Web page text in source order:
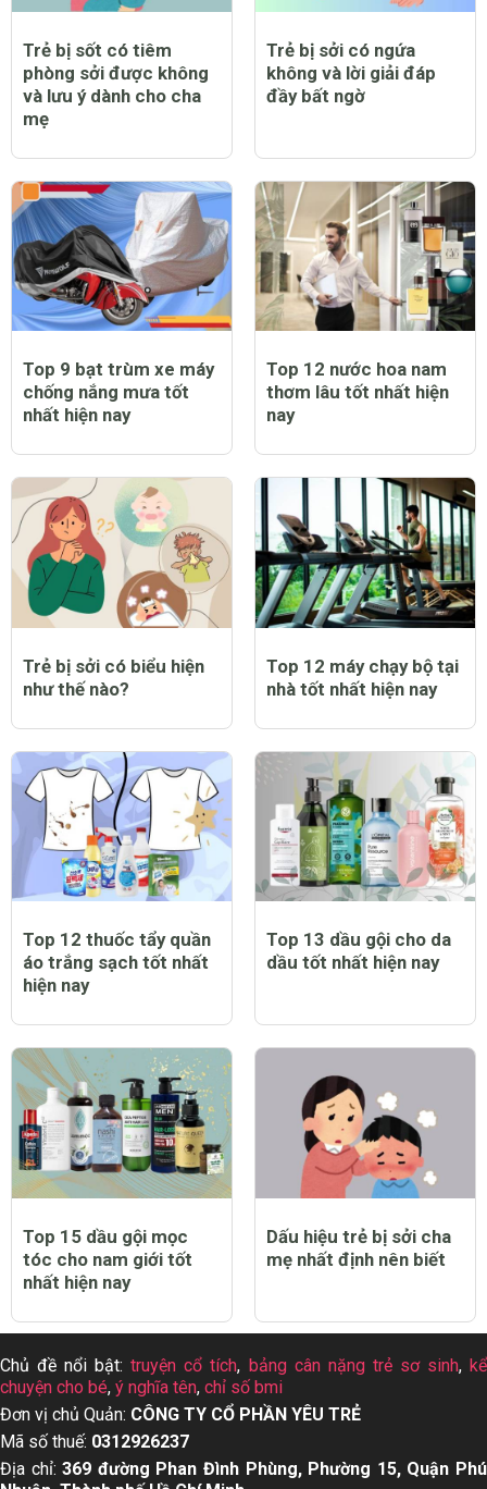
Trẻ bị sốt có tiêm
phòng sởi được không
và lưu ý dành cho cha
mẹ
Trẻ bị sởi có ngứa
không và lời giải đáp
đầy bất ngờ
Top 9 bạt trùm xe máy
chống nắng mưa tốt
nhất hiện nay
Top 12 nước hoa nam
thơm lâu tốt nhất hiện
nay
Trẻ bị sởi có biểu hiện
như thế nào?
Top 12 máy chạy bộ tại
nhà tốt nhất hiện nay
Top 12 thuốc tẩy quần
áo trắng sạch tốt nhất
hiện nay
Top 13 dầu gội cho da
dầu tốt nhất hiện nay
Top 15 dầu gội mọc
tóc cho nam giới tốt
nhất hiện nay
Dấu hiệu trẻ bị sởi cha
mẹ nhất định nên biết
Chủ đề nổi bật:truyện cổ tích, bảng cân nặng trẻ sơ sinh,kể
chuyện cho bé, ý nghĩa tên, chỉ số bmi
Đơn vị chủ Quản: CÔNG TY CỔ PHẦN YÊU TRẺ
Mã số thuế: 0312926237
Địa chỉ:369 đường Phan Đình Phùng, Phường 15, Quận Phú